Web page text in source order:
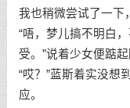
我也稍微尝试了一下
“唔，梦儿搞不明白
受。”说着少女便踮
“哎？”蓝斯着实没想
应。